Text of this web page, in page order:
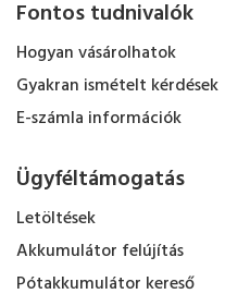
Fontos tudnivalók
Hogyan vásárolhatok
Gyakran ismételt kérdések
E-számla információk
Ügyféltámogatás
Letöltések
Akkumulátor felújítás
Pótakkumulátor kereső